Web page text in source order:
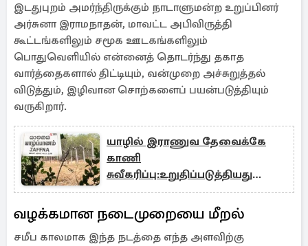
இடதுபுறம் அமர்ந்திருக்கும் நாடாளுமன்ற உறுப்பினர்
அர்சுனா இராமநாதன், மாவட்ட அபிவிருத்தி
கூட்டங்களிலும் சமூக ஊடகங்களிலும்
பொதுவெளியில் என்னைத் தொடர்ந்து தகாத
வார்த்தைகளால் திட்டியும், வன்முறை அச்சுறுத்தல்
விடுத்தும், இழிவான சொற்களைப் பயன்படுத்தியும்
வருகிறார்.
யாழில் இராணுவ தேவைக்கே
காணி
சுவீகரிப்பு:உறுதிப்படுத்தியது
பிரதேச செயலகம் !
வழக்கமான நடைமுறையை மீறல்
சமீப காலமாக இந்த நடத்தை எந்த அளவிற்கு